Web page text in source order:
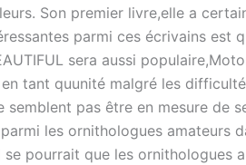
Son premier livre,elle a
parmi ces écrivains est
sera aussi
tant quunité malgré les
pas être en mesure de
les ornithologues amateurs
pourrait que les ornithologues